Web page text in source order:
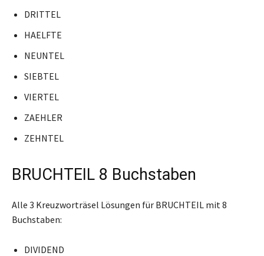
DRITTEL
HAELFTE
NEUNTEL
SIEBTEL
VIERTEL
ZAEHLER
ZEHNTEL
BRUCHTEIL 8 Buchstaben
Alle 3 Kreuzworträsel Lösungen für BRUCHTEIL mit 8
Buchstaben:
DIVIDEND